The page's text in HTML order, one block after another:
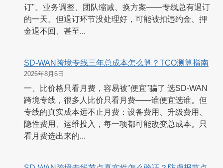
订"。业务调整、团队缩减、换方案——专线总有退订
的一天。但退订环节没处理好，可能被扣违约金、押
金退不回、甚至...
SD-WAN跨境专线三年总成本怎么算？TCO测算指南
2026年8月6日
一、比价格只看月费，容易被"便宜"骗了 选SD-WAN
跨境专线，很多人比价只看月费——谁便宜选谁。但
专线的真实成本远不止月费：设备费用、升级费用、
隐性费用、运维投入，每一项都可能改变总成本。只
看月费选出来的...